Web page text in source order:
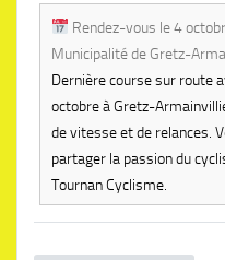
Rendez-vous le 4
Municipalité de Gretz-
Dernière course sur route
octobre à Gretz-
de vitesse et de relances.
partager la passion du
Tournan Cyclisme.